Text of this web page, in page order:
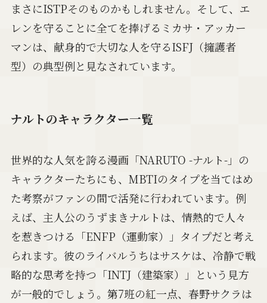
まさにISTPそのものかもしれません。そして、エ
レンを守ることに全てを捧げるミカサ・アッカー
マンは、献身的で大切な人を守るISFJ（擁護者
型）の典型例と見なされています。
ナルトのキャラクター一覧
世界的な人気を誇る漫画「NARUTO -ナルト-」の
キャラクターたちにも、MBTIのタイプを当てはめ
た考察がファンの間で活発に行われています。例
えば、主人公のうずまきナルトは、情熱的で人々
を惹きつける「ENFP（運動家）」タイプだと考え
られます。彼のライバルうちはサスケは、冷静で戦
略的な思考を持つ「INTJ（建築家）」という見方
が一般的でしょう。第7班の紅一点、春野サクラは